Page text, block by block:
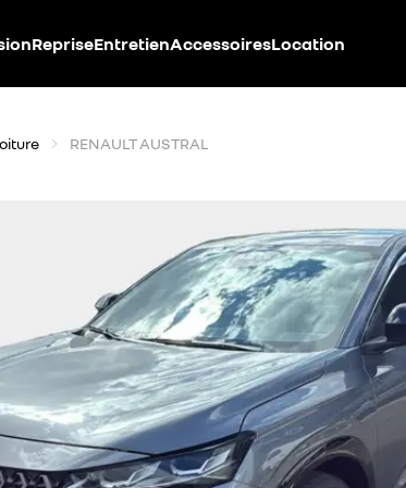
RepriseEntretienAccessoiresLocation
RENAULT AUSTRAL